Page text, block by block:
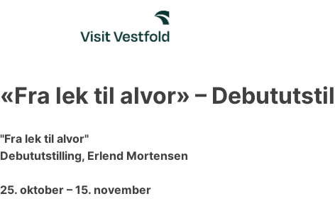
«Fra lek til alvor» –
"Fra lek til alvor"
Debututstilling, Erlend Mortensen
25. oktober – 15. november